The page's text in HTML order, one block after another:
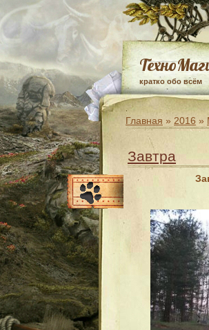
кратко обо всём
Главная » 2016 »
Завтра